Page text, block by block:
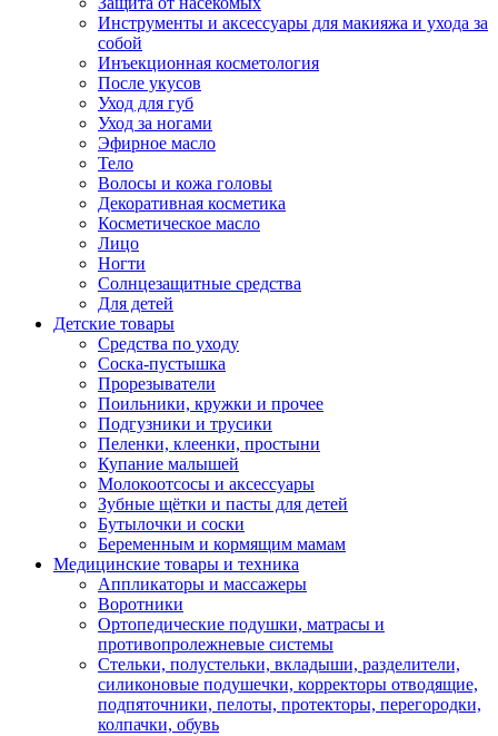
Инструменты и аксессуары для макияжа и ухода за
собой
Инъекционная косметология
После укусов
Уход для губ
Уход за ногами
Эфирное масло
Тело
Волосы и кожа головы
Декоративная косметика
Косметическое масло
Лицо
Ногти
Солнцезащитные средства
Для детей
Детские товары
Средства по уходу
Соска-пустышка
Прорезыватели
Поильники, кружки и прочее
Подгузники и трусики
Пеленки, клеенки, простыни
Купание малышей
Молокоотсосы и аксессуары
Зубные щётки и пасты для детей
Бутылочки и соски
Беременным и кормящим мамам
Медицинские товары и техника
Аппликаторы и массажеры
Воротники
Ортопедические подушки, матрасы и
противопролежневые системы
Стельки, полустельки, вкладыши, разделители,
силиконовые подушечки, корректоры отводящие,
подпяточники, пелоты, протекторы, перегородки,
колпачки, обувь